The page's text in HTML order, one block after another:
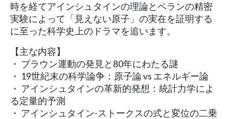
時を経てアインシュタインの理論とペランの精密
実験によって「見えない原子」の実在を証明する
に至った科学史上のドラマを追います。
【主な内容】
・ ブラウン運動の発見と80年にわたる謎
・ 19世紀末の科学論争：原子論 vs エネルギー論
・ アインシュタインの革新的発想：統計力学によ
る定量的予測
・ アインシュタイン-ストークスの式と変位の二乗